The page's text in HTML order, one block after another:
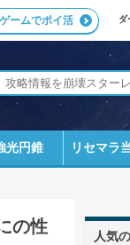
ダ
ゲームでポイ活
光円錐 リセマラ
の性
人気